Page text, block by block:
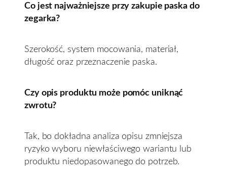
Co jest najważniejsze przy zakupie paska do
zegarka?
Szerokość, system mocowania, materiał,
długość oraz przeznaczenie paska.
Czy opis produktu może pomóc uniknąć
zwrotu?
Tak, bo dokładna analiza opisu zmniejsza
ryzyko wyboru niewłaściwego wariantu lub
produktu niedopasowanego do potrzeb.